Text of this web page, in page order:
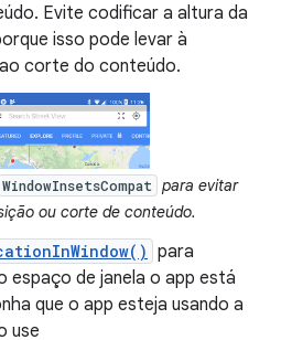
Evite codificar a altura da
isso pode levar à
corte do conteúdo.
WindowInsetsCompat
para evitar
ou corte de conteúdo.
para
espaço de janela o app está
que o app esteja usando a
use